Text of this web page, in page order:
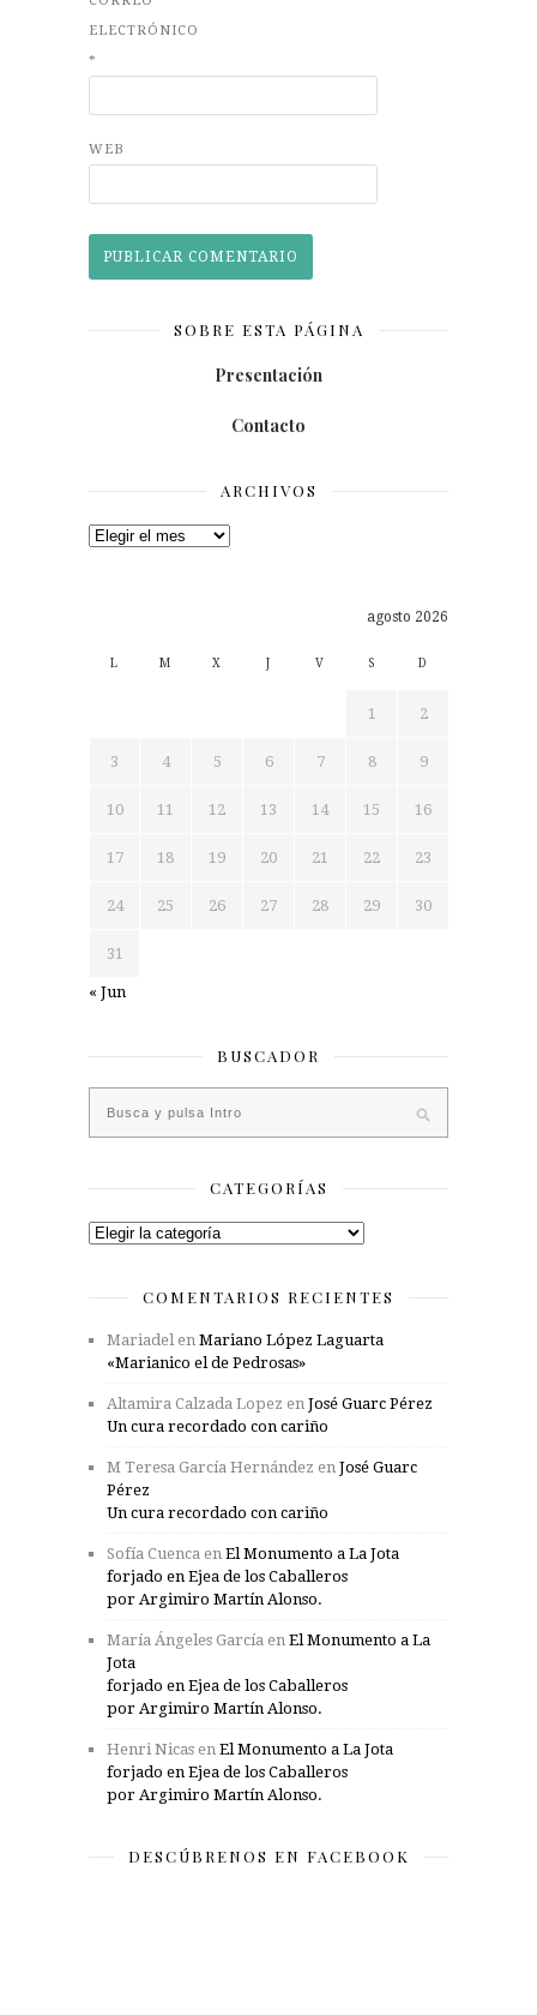
ELECTRÓNICO
*
WEB
SOBRE ESTA PÁGINA
Presentación
Contacto
ARCHIVOS
Archivos
agosto 2026
L M X J V S D
1 2
3 4 5 6 7 8 9
10 11 12 13 14 15 16
17 18 19 20 21 22 23
24 25 26 27 28 29 30
31
« Jun
BUSCADOR
CATEGORÍAS
Categorías
COMENTARIOS RECIENTES
Mariadelen Mariano López Laguarta
«Marianico el de Pedrosas»
Altamira Calzada Lopez en José Guarc Pérez
Un cura recordado con cariño
M Teresa García Hernández en José Guarc
Pérez
Un cura recordado con cariño
Sofía Cuenca en El Monumento a La Jota
forjado en Ejea de los Caballeros
por Argimiro Martín Alonso.
María Ángeles García en El Monumento a La
Jota
forjado en Ejea de los Caballeros
por Argimiro Martín Alonso.
Henri Nicas en El Monumento a La Jota
forjado en Ejea de los Caballeros
por Argimiro Martín Alonso.
DESCÚBRENOS EN FACEBOOK